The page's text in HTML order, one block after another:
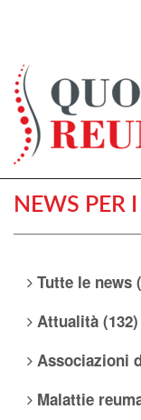
NEWS PER
Tutte le news
Attualità (132)
Associazioni
Malattie